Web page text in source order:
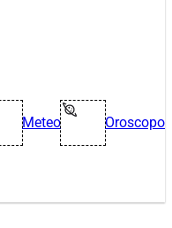
Meteo Oroscopo